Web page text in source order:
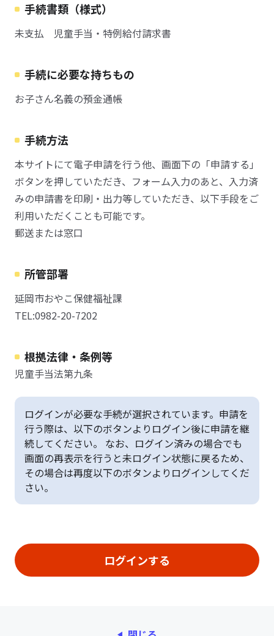
手続書類（様式）
未支払 児童手当・特例給付請求書
手続に必要な持ちもの
お子さん名義の預金通帳
手続方法
本サイトにて電子申請を行う他、画面下の「申請する」
ボタンを押していただき、フォーム入力のあと、入力済
みの申請書を印刷・出力等していただき、以下手段をご
利用いただくことも可能です。
郵送または窓口
所管部署
延岡市おやこ保健福祉課
TEL:0982-20-7202
根拠法律・条例等
児童手当法第九条
ログインが必要な手続が選択されています。申請を
行う際は、以下のボタンよりログイン後に申請を継
続してください。 なお、ログイン済みの場合でも
画面の再表示を行うと未ログイン状態に戻るため、
その場合は再度以下のボタンよりログインしてくだ
さい。